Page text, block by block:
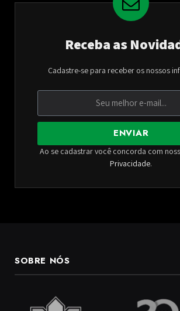
Receba as
Cadastre-se para receber os nossos
ENVIAR
Ao se cadastrar você concorda com
Privacidade.
SOBRE NÓS